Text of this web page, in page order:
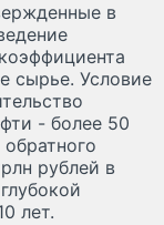
в
сырье. Условие
- более 50
рублей в
лет.